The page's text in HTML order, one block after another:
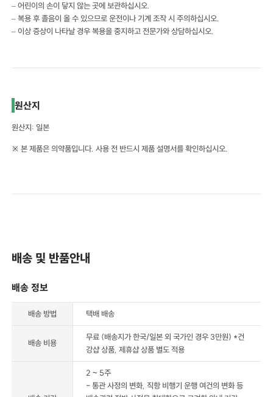
– 어린이의 손이 닿지 않는 곳에 보관하십시오.
– 복용 후 졸음이 올 수 있으므로 운전이나 기계 조작 시 주의하십시오.
– 이상 증상이 나타날 경우 복용을 중지하고 전문가와 상담하십시오.
원산지
원산지: 일본
※ 본 제품은 의약품입니다. 사용 전 반드시 제품 설명서를 확인하십시오.
배송 및 반품안내
배송 정보
배송 방법 택배 배송
배송 비용
무료 (배송지가 한국/일본 외 국가인 경우 3만원) *건
강샵 상품, 제휴샵 상품 별도 적용
2 ~ 5주
- 통관 사정의 변화, 직항 비행기 운행 여건의 변화 등